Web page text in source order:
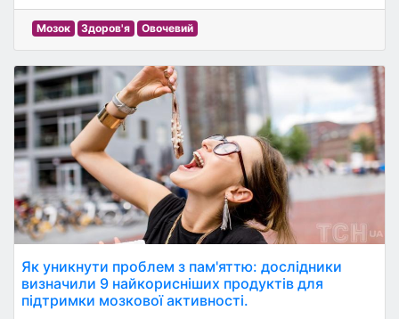
Мозок Здоров'я Овочевий
Як уникнути проблем з пам'яттю: дослідники
визначили 9 найкорисніших продуктів для
підтримки мозкової активності.